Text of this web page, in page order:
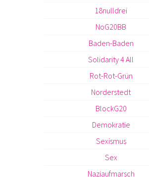
18nulldrei
NoG20BB
Baden-Baden
Solidarity 4 All
Rot-Rot-Grün
Norderstedt
BlockG20
Demokratie
Sexismus
Sex
Naziaufmarsch